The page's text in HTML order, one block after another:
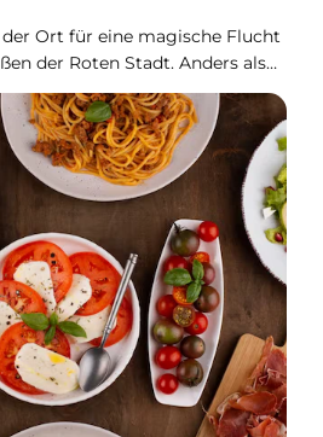
Ort für eine magische Flucht
der Roten Stadt. Anders als
die stundenlange Fahrten
eine felsige, mondähnliche
vom Stadtzentrum
Wüste liegt das Inara Camp,
das